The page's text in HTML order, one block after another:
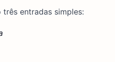
entradas simples: